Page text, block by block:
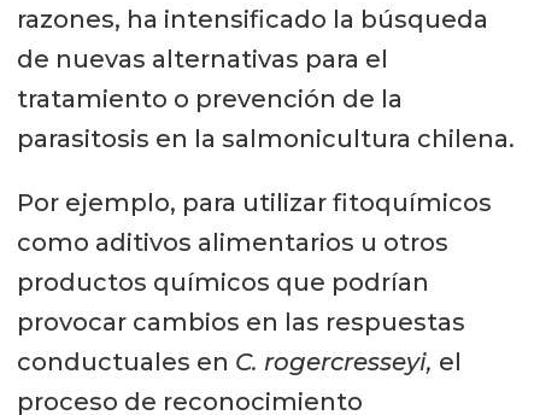
razones, ha intensificado la búsqueda
de nuevas alternativas para el
tratamiento o prevención de la
parasitosis en la salmonicultura chilena.
Por ejemplo, para utilizar fitoquímicos
como aditivos alimentarios u otros
productos químicos que podrían
provocar cambios en las respuestas
conductuales en C. rogercresseyi, el
proceso de reconocimiento